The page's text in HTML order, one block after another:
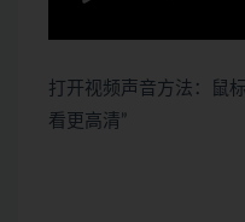
打开视频声音方法：鼠
看更高清”